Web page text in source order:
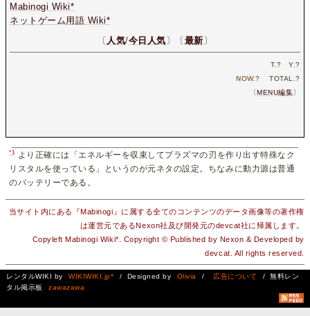
Mabinogi Wiki*
ネットゲーム用語 Wiki*
〔 人気/今日人気 〕〔 最新 〕
T.? Y.?
NOW.? TOTAL.?
〔MENU編集〕
*1
より正確には「エネルギーを収束してプラズマの刃を作り出す特殊なク
リスタルを使っている」というのが元ネタの設定。ちなみに動力源は普通
のバッテリーである。
当サイト内にある『Mabinogi』に属する全てのコンテンツのデータ画像等の著作権
は運営元であるNexon社及び開発元のdevcat社に帰属します。
Copyleft Mabinogi Wiki*. Copyright © Published by Nexon & Developed by
devcat. All rights reserved.
レンタルWIKI by WIKIWIKI.jp* / Designed by Olivia / 広告について
/ 無料レン
タル掲示板
zawazawa